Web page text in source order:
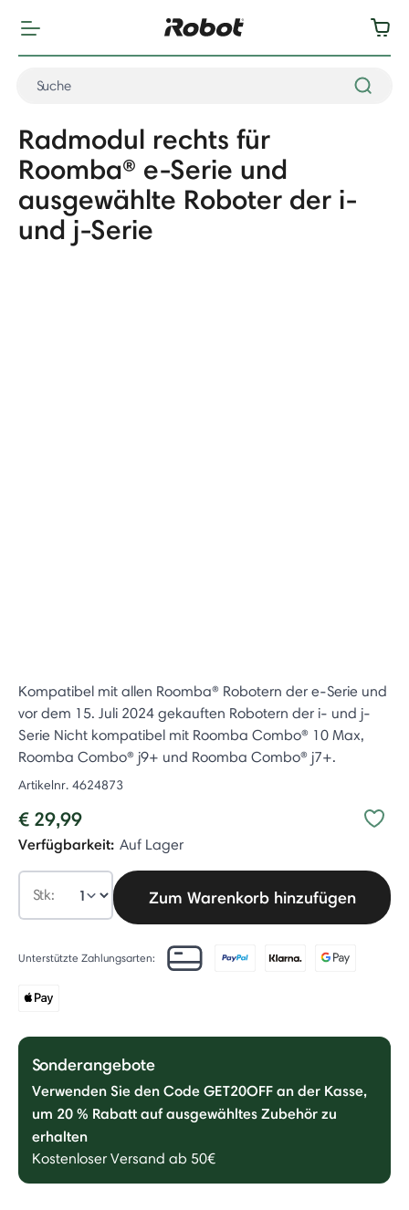
Radmodul rechts für
Roomba® e-Serie und
ausgewählte Roboter der i-
und j-Serie
Kompatibel mit allen Roomba® Robotern der e-Serie und
vor dem 15. Juli 2024 gekauften Robotern der i- und j-
Serie Nicht kompatibel mit Roomba Combo® 10 Max,
Roomba Combo® j9+ und Roomba Combo® j7+.
Artikelnr. 4624873
€ 29,99
Verfügbarkeit: Auf Lager
Stk: Zum Warenkorb hinzufügen
Unterstützte Zahlungsarten:
Sonderangebote
Verwenden Sie den Code GET20OFF an der Kasse,
um 20 % Rabatt auf ausgewähltes Zubehör zu
erhalten
Kostenloser Versand ab 50€